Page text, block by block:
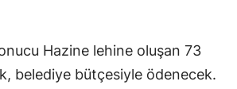
Hazine lehine oluşan 73
belediye bütçesiyle ödenecek.